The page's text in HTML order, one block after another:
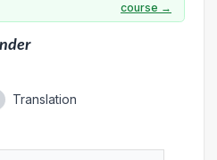
course →
Translation